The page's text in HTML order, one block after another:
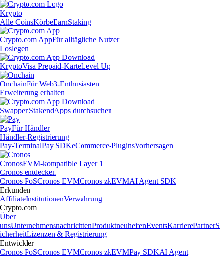
Krypto
Alle CoinsKörbeEarnStaking
Crypto.com AppFür alltägliche Nutzer
Loslegen
KryptoVisa Prepaid-KarteLevel Up
OnchainFür Web3-Enthusiasten
Erweiterung erhalten
SwappenStakendApps durchsuchen
PayFür Händler
Händler-Registrierung
Pay-TerminalPay SDKeCommerce-PluginsVorhersagen
CronosEVM-kompatible Layer 1
Cronos entdecken
Cronos PoSCronos EVMCronos zkEVMAI Agent SDK
Erkunden
AffiliateInstitutionenVerwahrung
Crypto.com
Über
unsUnternehmensnachrichtenProduktneuheitenEventsKarrierePartnerS
icherheitLizenzen & Registrierung
Entwickler
Cronos PoSCronos EVMCronos zkEVMPay SDKAI Agent